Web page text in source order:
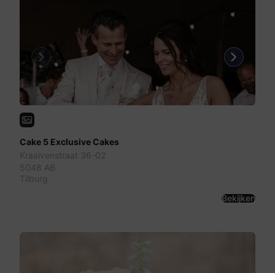
Previous Next
Cake 5 Exclusive Cakes
Kraaivenstraat 36-02
5048 AB
Tilburg
Bekijken